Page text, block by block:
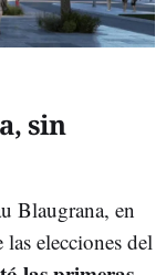
sin
Blaugrana, en
elecciones del